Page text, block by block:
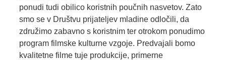
ponudi tudi obilico koristnih poučnih nasvetov. Zato
smo se v Društvu prijateljev mladine odločili, da
združimo zabavno s koristnim ter otrokom ponudimo
program filmske kulturne vzgoje. Predvajali bomo
kvalitetne filme tuje produkcije, primerne